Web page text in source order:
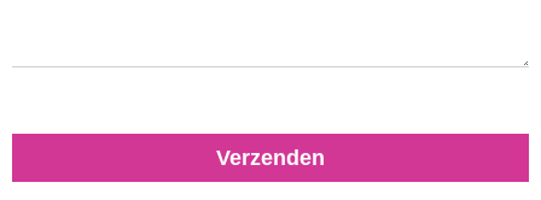
Verzenden